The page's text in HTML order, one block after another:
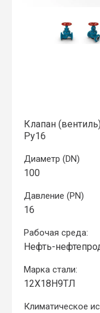
Клапан
Ру16
Диаметр (DN)
100
Давление (PN)
16
Рабочая среда:
Нефть-
Марка стали:
12Х18Н9ТЛ
Климатическое